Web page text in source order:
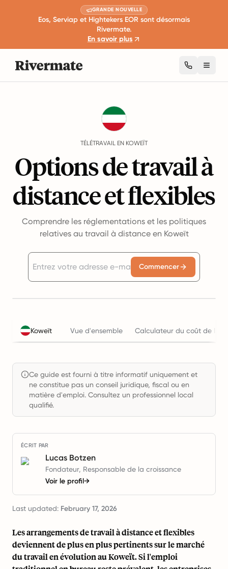
GRANDE NOUVELLE
Eos, Serviap et Hightekers EOR sont désormais
Rivermate.
En savoir plus
TÉLÉTRAVAIL EN KOWEÏT
Options de travail à
distance et flexibles
Comprendre les réglementations et les politiques
relatives au travail à distance en Koweït
Commencer
Koweït Vue d'ensemble Calculateur du coût de
Ce guide est fourni à titre informatif uniquement et
ne constitue pas un conseil juridique, fiscal ou en
matière d'emploi. Consultez un professionnel local
qualifié.
ÉCRIT PAR
Lucas Botzen
Fondateur, Responsable de la croissance
Voir le profil→
Last updated: February 17, 2026
Les arrangements de travail à distance et flexibles
deviennent de plus en plus pertinents sur le marché
du travail en évolution au Koweït. Si l'emploi